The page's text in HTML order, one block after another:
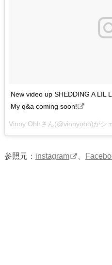
New video up SHEDDING A LIL
My q&a coming soon!
Vinny Ohhさん(@vinnyohh)がシ
参照元： instagram